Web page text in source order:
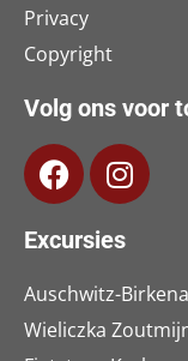
Privacy
Copyright
Volg ons voor
Excursies
Auschwitz-
Wieliczka